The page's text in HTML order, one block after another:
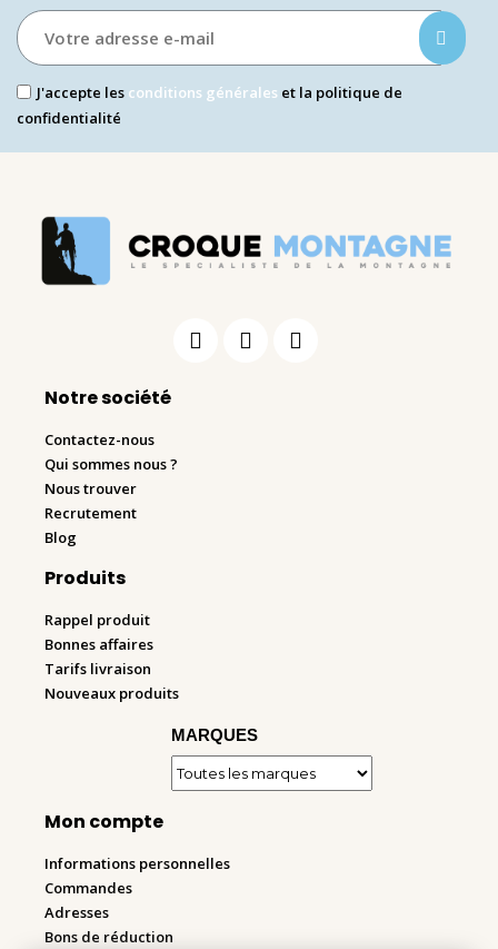
J'accepte les conditions générales et la politique de
confidentialité
Notre société
Contactez-nous
Qui sommes nous ?
Nous trouver
Recrutement
Blog
Produits
Rappel produit
Bonnes affaires
Tarifs livraison
Nouveaux produits
MARQUES
Mon compte
Informations personnelles
Commandes
Adresses
Bons de réduction